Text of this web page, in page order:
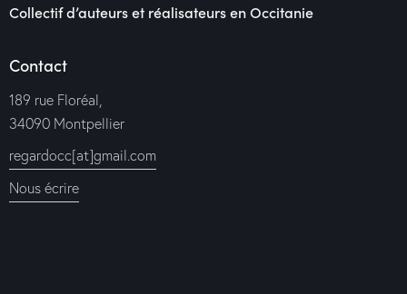
Collectif d’auteurs et réalisateurs en Occitanie
Contact
189 rue Floréal,
34090 Montpellier
regardocc[at]gmail.com
Nous écrire